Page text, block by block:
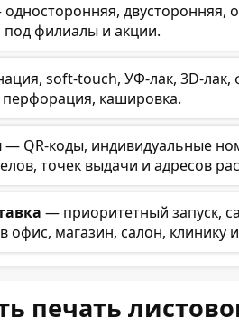
двусторонняя,
под филиалы и акции.
soft-touch, УФ-лак, 3D-лак,
перфорация, кашировка.
— QR-коды, индивидуальные
точек выдачи и адресов
— приоритетный запуск,
офис, магазин, салон, клинику
печать